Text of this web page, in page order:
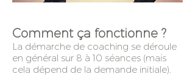
Comment ça fonctionne ?
La démarche de coaching se déroule
en général sur 8 à 10 séances (mais
cela dépend de la demande initiale).